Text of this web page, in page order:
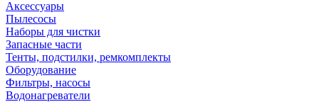
Аксессуары
Пылесосы
Наборы для чистки
Запасные части
Тенты, подстилки, ремкомплекты
Оборудование
Фильтры, насосы
Водонагреватели